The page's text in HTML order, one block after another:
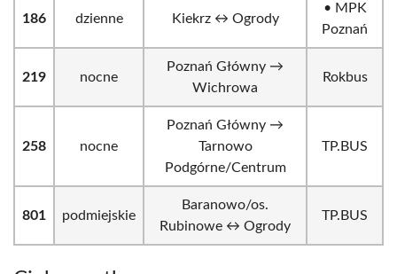
186 dzienne Kiekrz ↔ Ogrody
• MPK
Poznań
219 nocne
Poznań Główny →
Wichrowa
Rokbus
258 nocne
Poznań Główny →
Tarnowo
Podgórne/Centrum
TP.BUS
801 podmiejskie
Baranowo/os.
Rubinowe ↔ Ogrody
TP.BUS